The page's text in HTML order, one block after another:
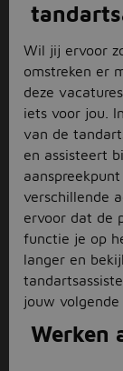
Wil jij ervoor
omstreken er
deze
iets voor jou.
van de
en assisteert
verschillende
ervoor dat de
functie je op
langer en
jouw volgende
Werken